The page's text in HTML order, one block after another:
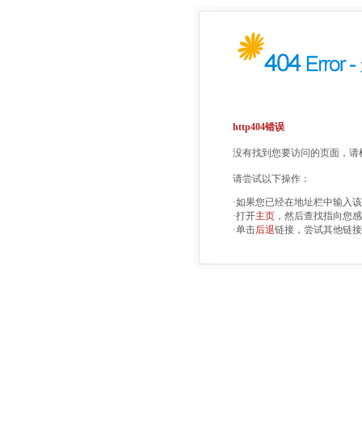
http404错误
没有找到您要访问的页面，
请尝试以下操作：
·如果您已经在地址栏中输入
·打开主页 ，然后查找指向您
·单击后退链接，尝试其他链